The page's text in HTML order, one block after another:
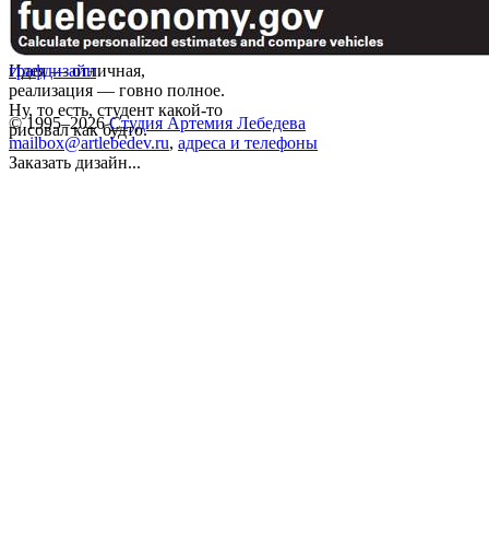
Идея — отличная,
реализация — говно полное.
Ну, то есть, студент какой-то
рисовал как будто.
графдизайн
© 1995–2026 Студия Артемия Лебедева
mailbox@artlebedev.ru, адреса и телефоны
Заказать дизайн...